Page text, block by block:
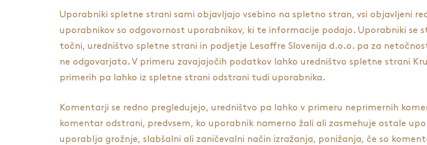
Uporabniki spletne strani sami objavljajo vsebino na spletno stran, vsi objavljeni
uporabnikov so odgovornost uporabnikov, ki te informacije podajo. Uporabniki se
točni, uredništvo spletne strani in podjetje Lesaffre Slovenija d.o.o. pa za
ne odgovarjata. V primeru zavajajočih podatkov lahko uredništvo spletne strani
primerih pa lahko iz spletne strani odstrani tudi uporabnika.
Komentarji se redno pregledujejo, uredništvo pa lahko v primeru neprimernih
komentar odstrani, predvsem, ko uporabnik namerno žali ali zasmehuje ostale
uporablja grožnje, slabšalni ali zaničevalni način izražanja, ponižanja, če so